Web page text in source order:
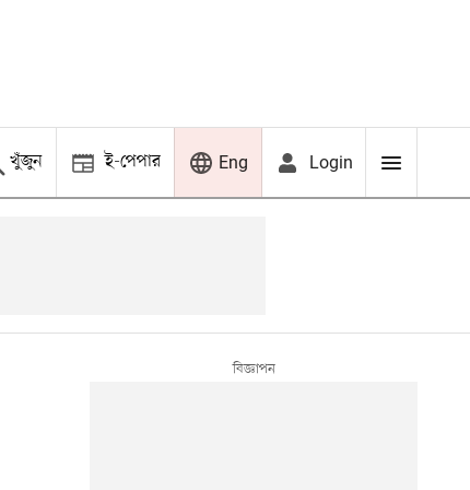
খুঁজুন ই-পেপার Eng Login